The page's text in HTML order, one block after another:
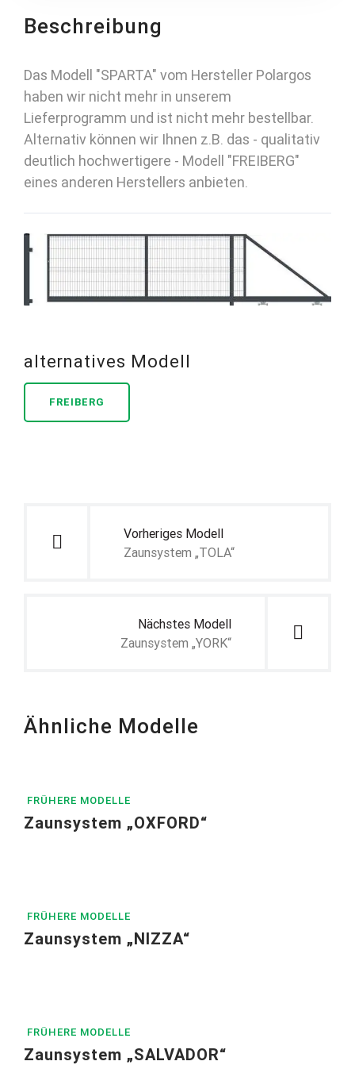
Beschreibung
Das Modell "SPARTA" vom Hersteller Polargos
haben wir nicht mehr in unserem
Lieferprogramm und ist nicht mehr bestellbar.
Alternativ können wir Ihnen z.B. das - qualitativ
deutlich hochwertigere - Modell "FREIBERG"
eines anderen Herstellers anbieten.
alternatives Modell
FREIBERG
Vorheriges Modell
Zaunsystem „TOLA“
Nächstes Modell
Zaunsystem „YORK“
Ähnliche Modelle
FRÜHERE MODELLE
Zaunsystem „OXFORD“
FRÜHERE MODELLE
Zaunsystem „NIZZA“
FRÜHERE MODELLE
Zaunsystem „SALVADOR“